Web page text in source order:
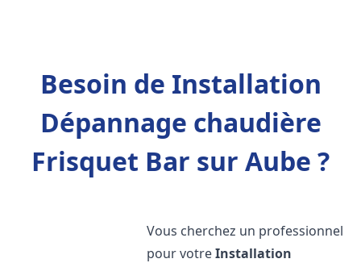
Besoin de Installation
Dépannage chaudière
Frisquet Bar sur Aube ?
Vous cherchez un professionnel
pour votreInstallation